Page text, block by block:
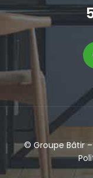
© Groupe Bâtir–